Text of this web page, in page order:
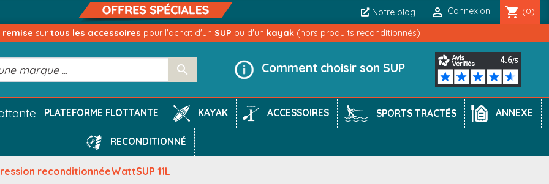
Notre blog  Connexion shopping_cart (0)
remise surtous les accessoires pour l'achat d'un SUP ou d'un kayak (hors produits reconditionnés)
 Comment choisir son SUP
PLATEFORME FLOTTANTE KAYAK ACCESSOIRES SPORTS TRACTÉS ANNEXE
RECONDITIONNÉ
reconditionnéeWattSUP 11L